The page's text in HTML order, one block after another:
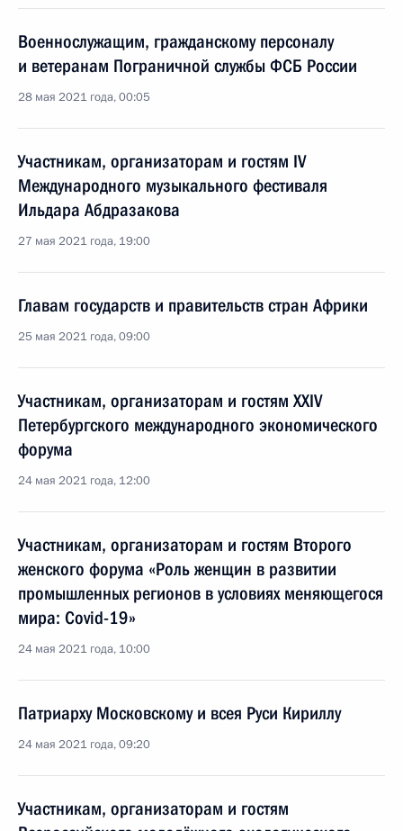
Военнослужащим, гражданскому персоналу
и ветеранам Пограничной службы ФСБ России
28 мая 2021 года, 00:05
Участникам, организаторам и гостям IV
Международного музыкального фестиваля
Ильдара Абдразакова
27 мая 2021 года, 19:00
Главам государств и правительств стран Африки
25 мая 2021 года, 09:00
Участникам, организаторам и гостям XXIV
Петербургского международного экономического
форума
24 мая 2021 года, 12:00
Участникам, организаторам и гостям Второго
женского форума «Роль женщин в развитии
промышленных регионов в условиях меняющегося
мира: Covid-19»
24 мая 2021 года, 10:00
Патриарху Московскому и всея Руси Кириллу
24 мая 2021 года, 09:20
Участникам, организаторам и гостям